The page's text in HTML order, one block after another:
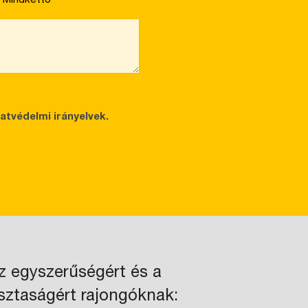
irányelvek.
egyszerűségért és a
rajongóknak: